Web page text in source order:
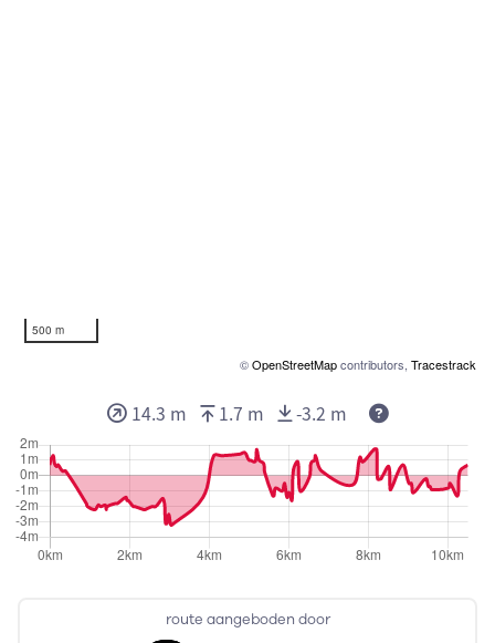
500 m
©OpenStreetMapcontributors, Tracestrack
route aangeboden door
14.3 m 1.7 m -3.2 m